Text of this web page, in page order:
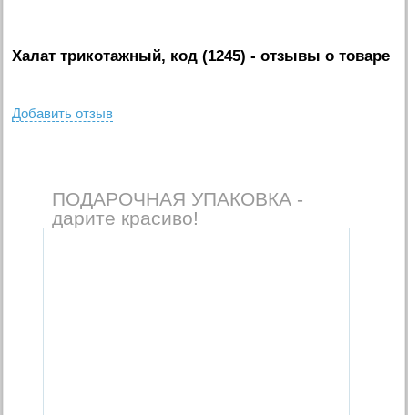
Халат трикотажный, код (1245) - отзывы о товаре
Добавить отзыв
ПОДАРОЧНАЯ УПАКОВКА -
дарите красиво!